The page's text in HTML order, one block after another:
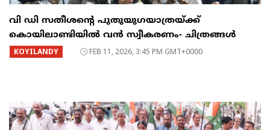
വി ഡി സതീശന്റെ പുതുയുഗയാത്രയ്ക്ക്
കൊയിലാണ്ടിയിൽ വൻ സ്വീകരണം- ചിത്രങ്ങൾ
KOYILANDY FEB 11, 2026, 3:45 PM GMT+0000